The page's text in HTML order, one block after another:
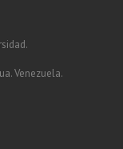
Venezuela.